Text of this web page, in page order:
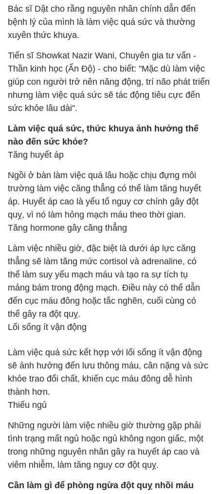
Bác sĩ Dật cho rằng nguyên nhân chính dẫn đến
bệnh lý của mình là làm việc quá sức và thường
xuyên thức khuya.
Tiến sĩ Showkat Nazir Wani, Chuyên gia tư vấn -
Thần kinh học (Ấn Độ) - cho biết: "Mặc dù làm việc
giúp con người trở nên năng động, trí não phát triển
nhưng làm việc quá sức sẽ tác động tiêu cực đến
sức khỏe lâu dài".
Làm việc quá sức, thức khuya ảnh hưởng thế
nào đến sức khỏe?
Tăng huyết áp
Ngồi ở bàn làm việc quá lâu hoặc chịu đựng môi
trường làm việc căng thẳng có thể làm tăng huyết
áp. Huyết áp cao là yếu tố nguy cơ chính gây đột
quỵ, vì nó làm hỏng mạch máu theo thời gian.
Tăng hormone gây căng thẳng
Làm việc nhiều giờ, đặc biệt là dưới áp lực căng
thẳng sẽ làm tăng mức cortisol và adrenaline, có
thể làm suy yếu mạch máu và tạo ra sự tích tụ
mảng bám trong động mạch. Điều này có thể dẫn
đến cục máu đông hoặc tắc nghẽn, cuối cùng có
thể gây ra đột quỵ.
Lối sống ít vận động
Làm việc quá sức kết hợp với lối sống ít vận động
sẽ ảnh hưởng đến lưu thông máu, cân nặng và sức
khỏe trao đổi chất, khiến cục máu đông dễ hình
thành hơn.
Thiếu ngủ
Những người làm việc nhiều giờ thường gặp phải
tình trạng mất ngủ hoặc ngủ không ngon giấc, một
trong những nguyên nhân gây ra huyết áp cao và
viêm nhiễm, làm tăng nguy cơ đột quỵ.
Cần làm gì để phòng ngừa đột quỵ nhồi máu